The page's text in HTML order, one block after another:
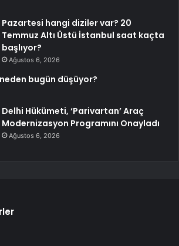
Pazartesi hangi diziler var? 20
Temmuz Altı Üstü İstanbul saat kaçta
başlıyor?
Ağustos 6, 2026
bugün düşüyor?
Delhi Hükümeti, ‘Parivartan’ Araç
Modernizasyon Programını Onayladı
Ağustos 6, 2026